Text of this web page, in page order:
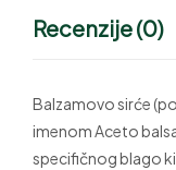
Recenzije (0)
Balzamovo sirće
imenom Aceto
specifičnog blago